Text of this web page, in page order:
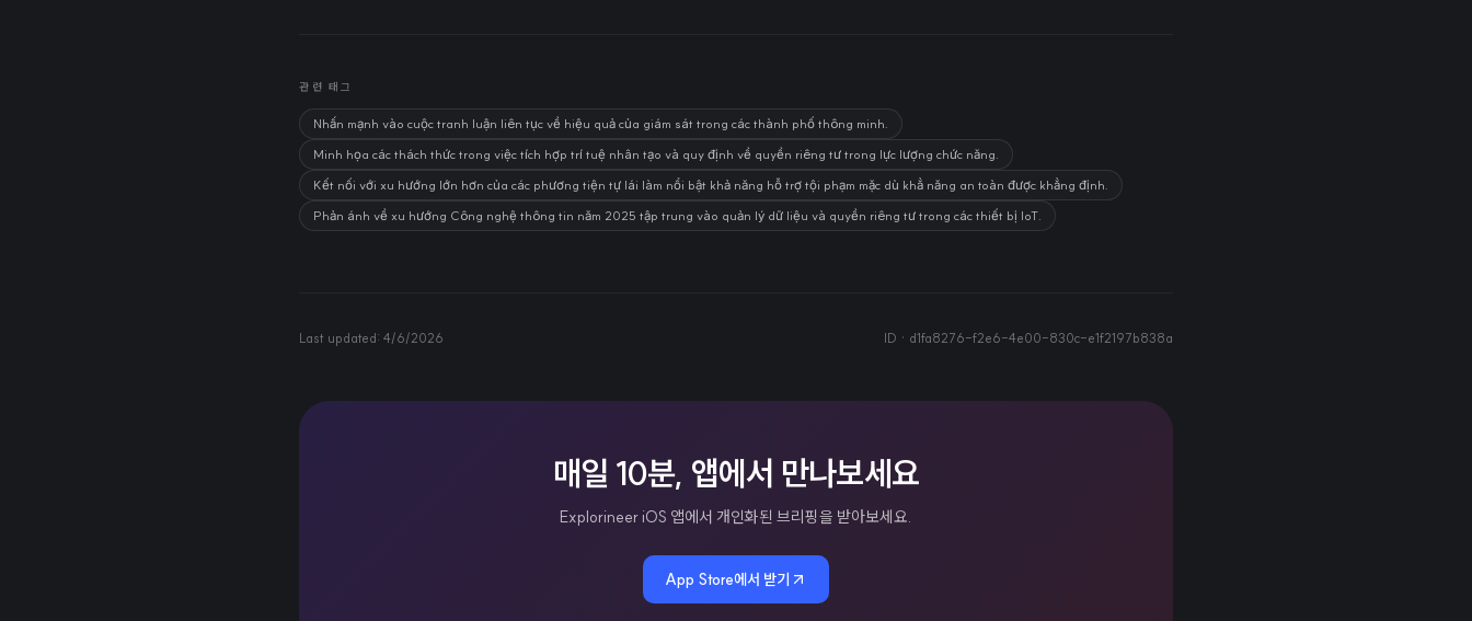
관련 태그
Nhấn mạnh vào cuộc tranh luận liên tục về hiệu quả của giám sát trong các thành phố thông minh.
Minh họa các thách thức trong việc tích hợp trí tuệ nhân tạo và quy định về quyền riêng tư trong lực lượng chức năng.
Kết nối với xu hướng lớn hơn của các phương tiện tự lái làm nổi bật khả năng hỗ trợ tội phạm mặc dù khẳ năng an toàn được khẳng định.
Phản ánh về xu hướng Công nghệ thông tin năm 2025 tập trung vào quản lý dữ liệu và quyền riêng tư trong các thiết bị IoT.
Last updated: 4/6/2026 ID · d1fa8276-f2e6-4e00-830c-e1f2197b838a
매일 10분, 앱에서 만나보세요
Explorineer iOS 앱에서 개인화된 브리핑을 받아보세요.
App Store에서 받기